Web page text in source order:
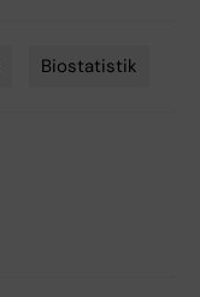
Biostatistik